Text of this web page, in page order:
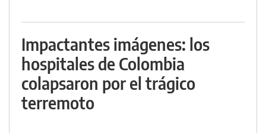
Impactantes imágenes: los
hospitales de Colombia
colapsaron por el trágico
terremoto